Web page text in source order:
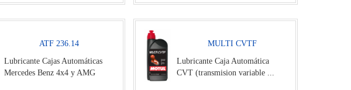
ATF 236.14
Lubricante Cajas Automáticas
Mercedes Benz 4x4 y AMG
MULTI CVTF
Lubricante Caja Automática
CVT (transmision variable ...